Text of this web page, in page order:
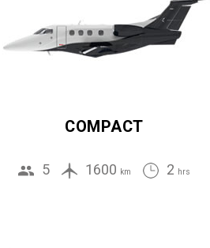
COMPACT
5 1600 km 2 hrs